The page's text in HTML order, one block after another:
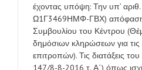
έχοντας υπόψη: Την υπ’
Ω1Γ3469ΗΜΦ-ΓΒΧ) απόφαση
Συμβουλίου του Κέντρου
δημόσιων κληρώσεων για τις
επιτροπών). Τις διατάξεις
147/8-8-2016 τ. Α΄) όπως